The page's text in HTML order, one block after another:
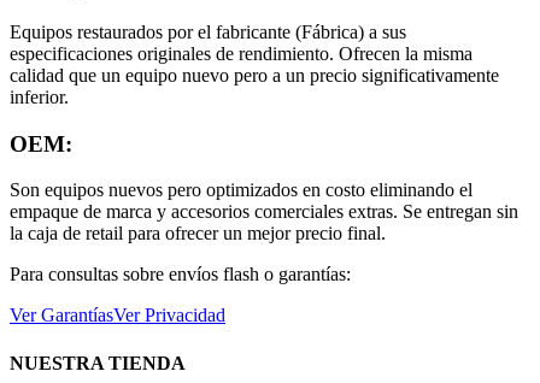
Equipos restaurados por el fabricante (Fábrica) a sus
especificaciones originales de rendimiento. Ofrecen la misma
calidad que un equipo nuevo pero a un precio significativamente
inferior.
OEM:
Son equipos nuevos pero optimizados en costo eliminando el
empaque de marca y accesorios comerciales extras. Se entregan sin
la caja de retail para ofrecer un mejor precio final.
Para consultas sobre envíos flash o garantías:
Ver GarantíasVer Privacidad
NUESTRA TIENDA